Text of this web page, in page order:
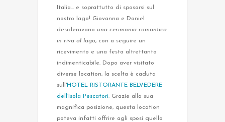
Italia... e soprattutto di sposarsi sul
nostro lago! Giovanna e Daniel
desideravano una cerimonia romantica
in riva al lago, con a seguire un
ricevimento e una festa altrettanto
indimenticabile. Dopo aver visitato
diverse location, la scelta è caduta
sull'HOTEL RISTORANTE BELVEDERE
dell’Isola Pescatori. Grazie alla sua
magnifica posizione, questa location
poteva infatti offrire agli sposi quello